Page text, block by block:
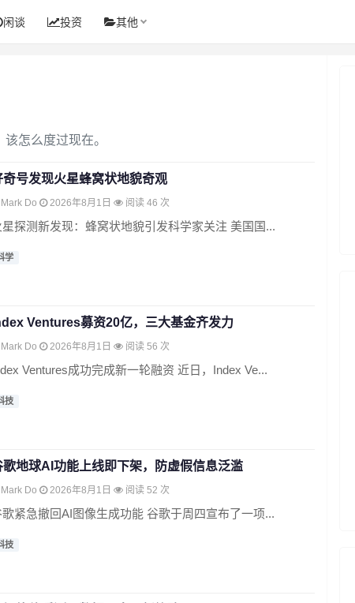
闲谈 投资 其他
怎么度过现在。
奇号发现火星蜂窝状地貌奇观
Mark Do 2026年8月1日 阅读 46 次
星探测新发现：蜂窝状地貌引发科学家关注 美国国...
学
Ventures募资20亿，三大基金齐发力
Mark Do 2026年8月1日 阅读 56 次
Ventures成功完成新一轮融资 近日，Index Ve...
技
歌地球AI功能上线即下架，防虚假信息泛滥
Mark Do 2026年8月1日 阅读 52 次
歌紧急撤回AI图像生成功能 谷歌于周四宣布了一项...
技